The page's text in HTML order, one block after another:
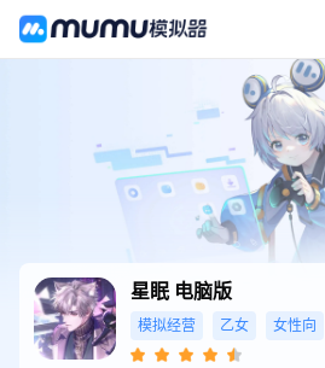
星眠 电脑版
模拟经营 乙女 女性向